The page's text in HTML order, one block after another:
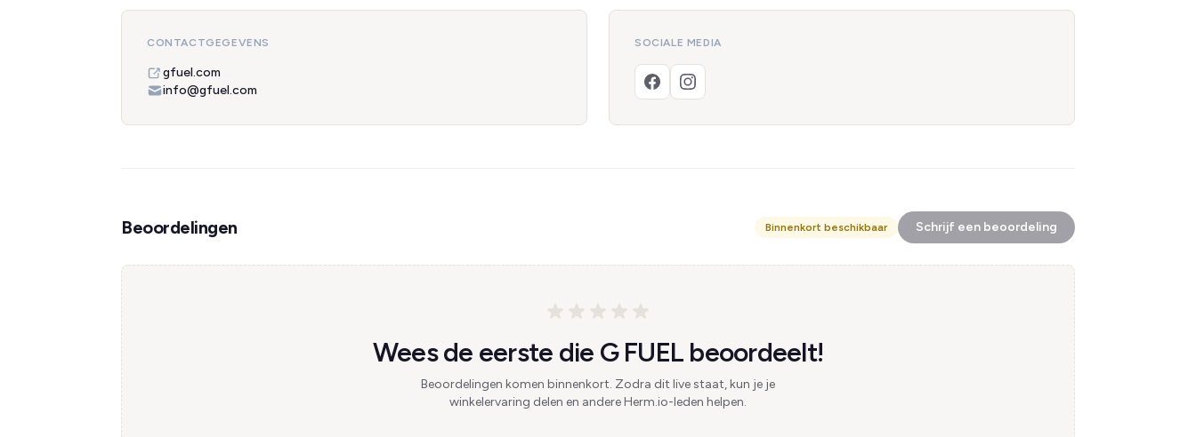
CONTACTGEGEVENS
gfuel.com
info@gfuel.com
SOCIALE MEDIA
Beoordelingen Binnenkort beschikbaar Schrijf een beoordeling
Wees de eerste die G FUEL beoordeelt!
Beoordelingen komen binnenkort. Zodra dit live staat, kun je je
winkelervaring delen en andere Herm.io-leden helpen.